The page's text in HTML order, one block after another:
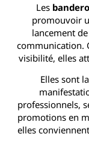
Les
promouvoir
lancement
communication.
visibilité, elles
Elles sont
professionnels,
promotions en
elles